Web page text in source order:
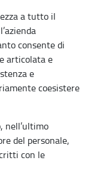
a tutto il
consente di
articolata e
e
coesistere
nell’ultimo
del personale,
con le